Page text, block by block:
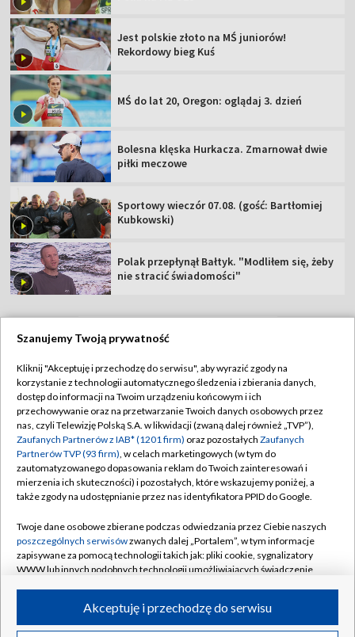
Jest polskie złoto na MŚ juniorów!
Rekordowy bieg Kuś
MŚ do lat 20, Oregon: oglądaj 3. dzień
Bolesna klęska Hurkacza. Zmarnował dwie
piłki meczowe
Sportowy wieczór 07.08. (gość: Bartłomiej
Kubkowski)
Polak przepłynął Bałtyk. "Modliłem się, żeby
nie stracić świadomości"
Abonament TVP
Sklep TVP
Biuro Reklamy
Oferta Handlowa
Telegazeta ogłoszenia
Rada Programowa
Ogłoszenia przetargowe
Akademia Telewizyjna
Informacje o nadawcy
Regulamin TVP
Polityka prywatności
Moje zgody
Biuro reklamy
Kontakt
Kanały
©2026 Telewizja Polska Spółka Akcyjna w likwidacji
Szanujemy Twoją prywatność
Kliknij "Akceptuję i przechodzę do serwisu", aby wyrazić zgody na
korzystanie z technologii automatycznego śledzenia i zbierania danych,
dostęp do informacji na Twoim urządzeniu końcowym i ich
przechowywanie oraz na przetwarzanie Twoich danych osobowych przez
nas, czyli Telewizję Polską S.A. w likwidacji (zwaną dalej również „TVP”),
Zaufanych Partnerów z IAB* (1201 firm) oraz pozostałych Zaufanych
Partnerów TVP (93 firm), w celach marketingowych (w tym do
zautomatyzowanego dopasowania reklam do Twoich zainteresowań i
mierzenia ich skuteczności) i pozostałych, które wskazujemy poniżej, a
także zgody na udostępnianie przez nas identyfikatora PPID do Google.
Twoje dane osobowe zbierane podczas odwiedzania przez Ciebie naszych
poszczególnych serwisówzwanych dalej „Portalem”, w tym informacje
zapisywane za pomocą technologii takich jak: pliki cookie, sygnalizatory
WWW lub innych podobnych technologii umożliwiających świadczenie
ruchu w Internecie.Akceptuję i przechodzę do serwisu